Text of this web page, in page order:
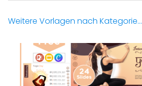
Weitere Vorlagen nach Kategorie...